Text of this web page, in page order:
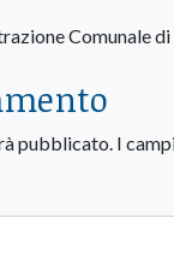
Comunale
pubblicato. I